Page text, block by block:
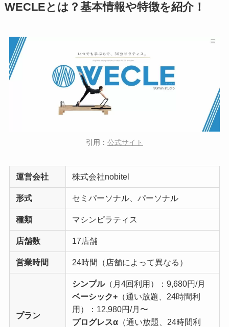
WECLEとは？基本情報や特徴を紹介！
引用： 公式サイト
運営会社 株式会社nobitel
形式 セミパーソナル、パーソナル
種類 マシンピラティス
店舗数 17店舗
営業時間 24時間（店舗によって異なる）
プラン
シンプル（月4回利用）：9,680円/月
ベーシック+ （通い放題、24時間利
用）：12,980円/月〜
プログレスα （通い放題、24時間利